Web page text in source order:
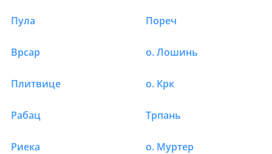
Пула Пореч
Врсар о. Лошинь
Плитвице о. Крк
Рабац Трпань
Риека о. Муртер